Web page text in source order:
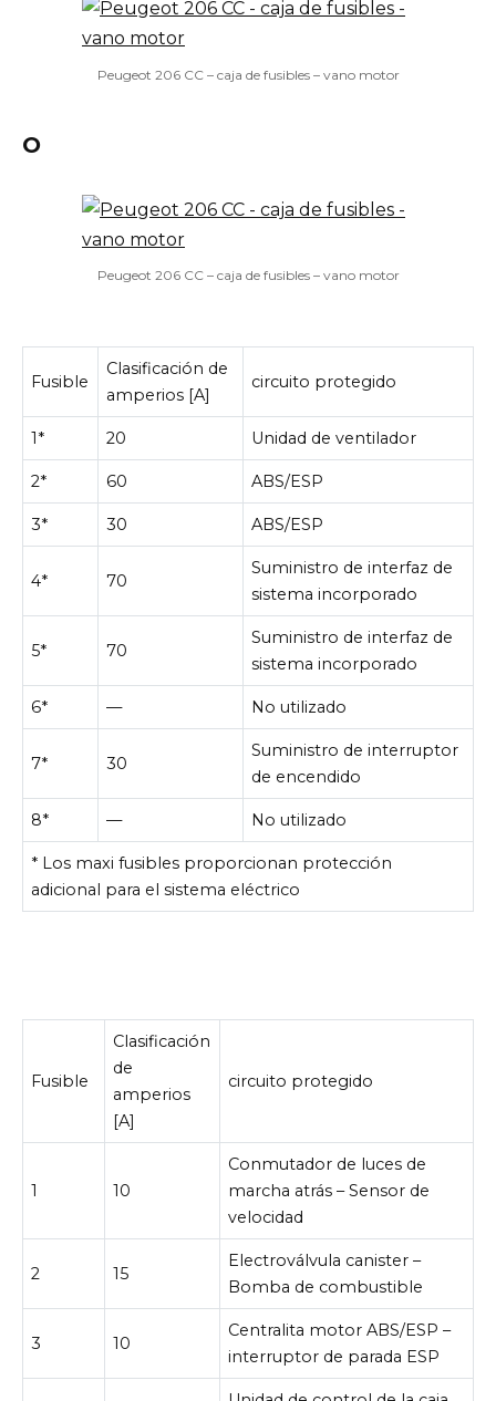
Peugeot 206 CC – caja de fusibles – vano motor
O
Peugeot 206 CC – caja de fusibles – vano motor
Fusible
Clasificación de
amperios [A]
circuito protegido
1* 20 Unidad de ventilador
2* 60 ABS/ESP
3* 30 ABS/ESP
4* 70
Suministro de interfaz de
sistema incorporado
5* 70
Suministro de interfaz de
sistema incorporado
6* — No utilizado
7* 30
Suministro de interruptor
de encendido
8* — No utilizado
* Los maxi fusibles proporcionan protección
adicional para el sistema eléctrico
Fusible
Clasificación
de
amperios
[A]
circuito protegido
1 10
Conmutador de luces de
marcha atrás – Sensor de
velocidad
2 15
Electroválvula canister –
Bomba de combustible
3 10
Centralita motor ABS/ESP –
interruptor de parada ESP